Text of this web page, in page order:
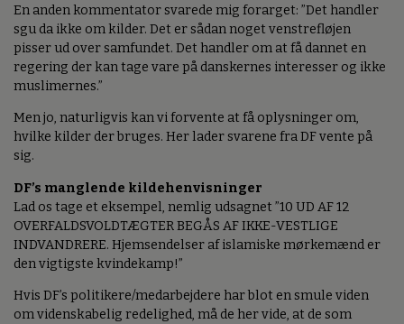
En anden kommentator svarede mig forarget: ”Det handler
sgu da ikke om kilder. Det er sådan noget venstrefløjen
pisser ud over samfundet. Det handler om at få dannet en
regering der kan tage vare på danskernes interesser og ikke
muslimernes.”
Men jo, naturligvis kan vi forvente at få oplysninger om,
hvilke kilder der bruges. Her lader svarene fra DF vente på
sig.
DF’s manglende kildehenvisninger
Lad os tage et eksempel, nemlig udsagnet ”10 UD AF 12
OVERFALDSVOLDTÆGTER BEGÅS AF IKKE-VESTLIGE
INDVANDRERE. Hjemsendelser af islamiske mørkemænd er
den vigtigste kvindekamp!”
Hvis DF’s politikere/medarbejdere har blot en smule viden
om videnskabelig redelighed, må de her vide, at de som